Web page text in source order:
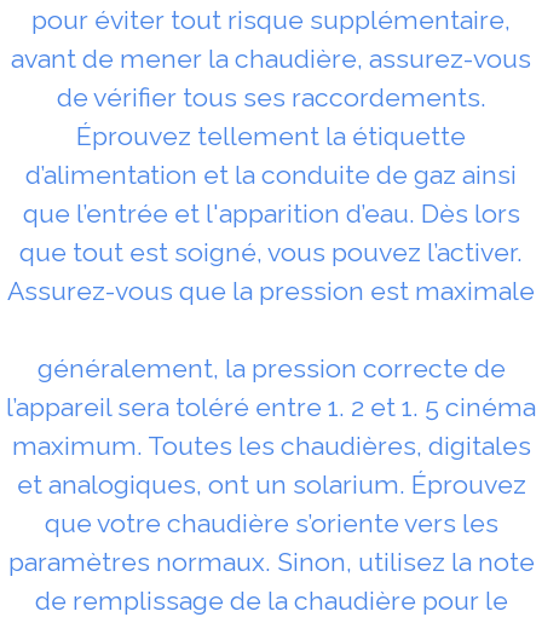
pour éviter tout risque supplémentaire,
avant de mener la chaudière, assurez-vous
de vérifier tous ses raccordements.
Éprouvez tellement la étiquette
d’alimentation et la conduite de gaz ainsi
que l’entrée et l'apparition d’eau. Dès lors
que tout est soigné, vous pouvez l’activer.
Assurez-vous que la pression est maximale
généralement, la pression correcte de
l’appareil sera toléré entre 1. 2 et 1. 5 cinéma
maximum. Toutes les chaudières, digitales
et analogiques, ont un solarium. Éprouvez
que votre chaudière s’oriente vers les
paramètres normaux. Sinon, utilisez la note
de remplissage de la chaudière pour le